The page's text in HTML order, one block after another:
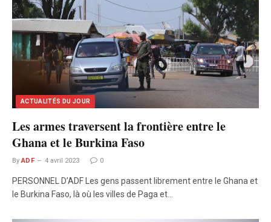
ACTUALITÉS DU JOUR
Les armes traversent la frontière entre le
Ghana et le Burkina Faso
By ADF 4 avril 2023 0
PERSONNEL D’ADF Les gens passent librement entre le Ghana et
le Burkina Faso, là où les villes de Paga et…